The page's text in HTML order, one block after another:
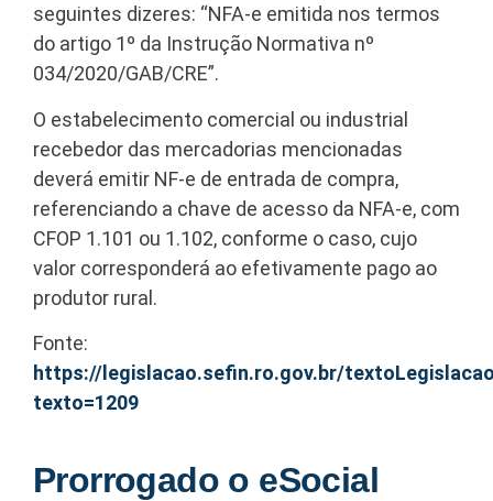
seguintes dizeres: “NFA-e emitida nos termos
do artigo 1º da Instrução Normativa nº
034/2020/GAB/CRE”.
O estabelecimento comercial ou industrial
recebedor das mercadorias mencionadas
deverá emitir NF-e de entrada de compra,
referenciando a chave de acesso da NFA-e, com
CFOP 1.101 ou 1.102, conforme o caso, cujo
valor corresponderá ao efetivamente pago ao
produtor rural.
Fonte:
https://legislacao.sefin.ro.gov.br/
texto=1209
Prorrogado o eSocial